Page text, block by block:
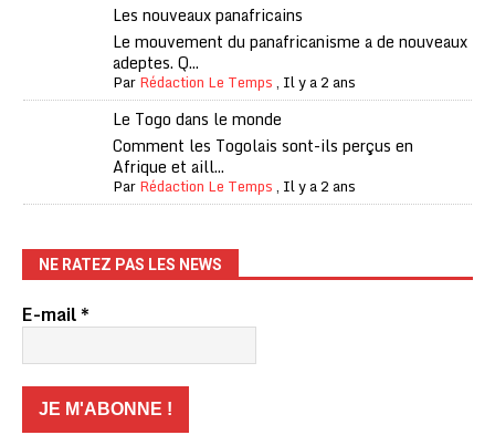
Les nouveaux panafricains
Le mouvement du panafricanisme a de nouveaux
adeptes. Q...
ParRédaction Le Temps, Il y a 2 ans
Le Togo dans le monde
Comment les Togolais sont-ils perçus en
Afrique et aill...
ParRédaction Le Temps, Il y a 2 ans
NE RATEZ PAS LES NEWS
E-mail*